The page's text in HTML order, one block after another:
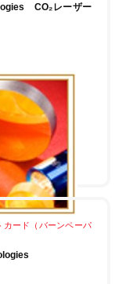
CO₂レーザー
カード（バーンペーパ